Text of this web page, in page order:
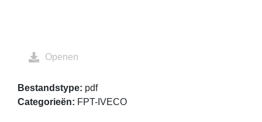
Openen
Bestandstype: pdf
Categorieën: FPT-IVECO